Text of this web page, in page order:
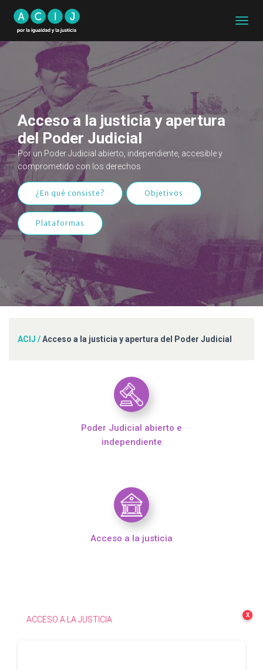
MODO
Acceso a la justicia y apertura
del Poder Judicial
Por un Poder Judicial abierto, independiente, accesible y
comprometido con los derechos
¿En qué consiste? Objetivos
Plataformas
ACIJ /Acceso a la justicia y apertura del Poder Judicial
Poder Judicial abierto e
independiente
Acceso a la justicia
ACCESO A LA JUSTICIA X